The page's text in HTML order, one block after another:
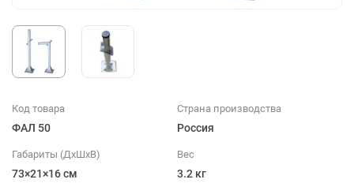
Код товара
ФАЛ 50
Страна производства
Россия
Габариты (ДхШхВ)
73×21×16 см
Вес
3.2 кг